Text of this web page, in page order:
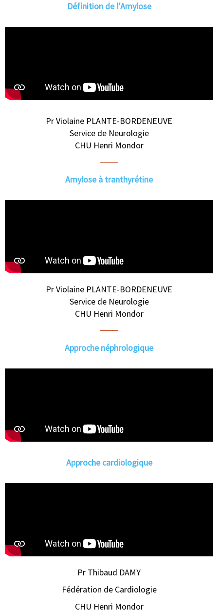
Définition de l’Amylose
Pr Violaine PLANTE-BORDENEUVE
Service de Neurologie
CHU Henri Mondor
Amylose à tranthyrétine
Pr Violaine PLANTE-BORDENEUVE
Service de Neurologie
CHU Henri Mondor
Approche néphrologique
Approche cardiologique
Pr Thibaud DAMY
Fédération de Cardiologie
CHU Henri Mondor